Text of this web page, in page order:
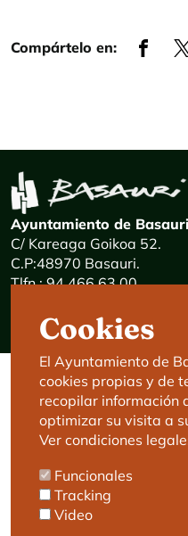
Compártelo en:
Cookies
El Ayuntamiento de
cookies propias y de
recopilar información
optimizar su visita a
Ver condiciones
Funcionales
Tracking
Video
Ayuntamiento de Basauri
C/ Kareaga Goikoa 52.
C.P:48970 Basauri.
Tlfn.: 94 466 63 00
E-mail: haz@basauri.eus
CONTACTO
Basauri le atiende
Cita previa